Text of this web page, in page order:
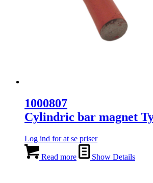
1000807
Cylindric bar magnet
Log ind for at se priser
Read more Show Details